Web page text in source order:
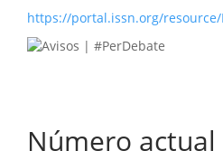
https://portal.issn.org/resource/
Número actual